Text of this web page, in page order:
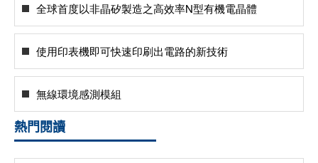
全球首度以非晶矽製造之高效率N型有機電晶體
使用印表機即可快速印刷出電路的新技術
無線環境感測模組
熱門閱讀